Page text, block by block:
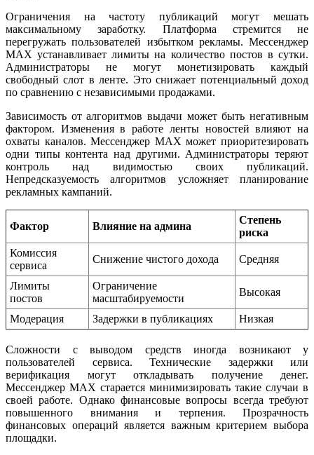
Ограничения на частоту публикаций могут мешать
максимальному заработку. Платформа стремится не
перегружать пользователей избытком рекламы. Мессенджер
MAX устанавливает лимиты на количество постов в сутки.
Администраторы не могут монетизировать каждый
свободный слот в ленте. Это снижает потенциальный доход
по сравнению с независимыми продажами.
Зависимость от алгоритмов выдачи может быть негативным
фактором. Изменения в работе ленты новостей влияют на
охваты каналов. Мессенджер MAX может приоритезировать
одни типы контента над другими. Администраторы теряют
контроль над видимостью своих публикаций.
Непредсказуемость алгоритмов усложняет планирование
рекламных кампаний.
Фактор Влияние на админа
Степень
риска
Комиссия
сервиса
Снижение чистого дохода Средняя
Лимиты
постов
Ограничение
масштабируемости
Высокая
Модерация Задержки в публикациях Низкая
Сложности с выводом средств иногда возникают у
пользователей сервиса. Технические задержки или
верификация могут откладывать получение денег.
Мессенджер MAX старается минимизировать такие случаи в
своей работе. Однако финансовые вопросы всегда требуют
повышенного внимания и терпения. Прозрачность
финансовых операций является важным критерием выбора
площадки.